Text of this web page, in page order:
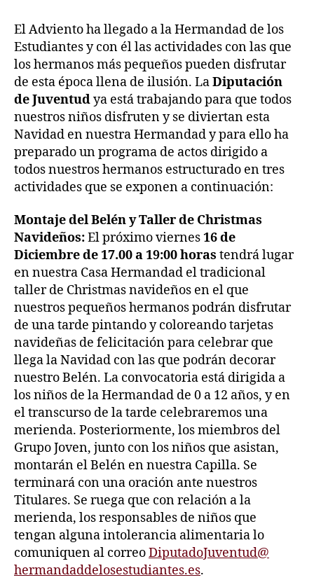
El Adviento ha llegado a la Hermandad de los
Estudiantes y con él las actividades con las que
los hermanos más pequeños pueden disfrutar
de esta época llena de ilusión. LaDiputación
de Juventudya está trabajando para que todos
nuestros niños disfruten y se diviertan esta
Navidad en nuestra Hermandad y para ello ha
preparado un programa de actos dirigido a
todos nuestros hermanos estructurado en tres
actividades que se exponen a continuación:
Montaje del Belén y Taller de Christmas
Navideños:El próximo viernes16de
Diciembre de 17.00 a 19:00horas tendrá lugar
en nuestra Casa Hermandad el tradicional
taller de Christmas navideños en el que
nuestros pequeños hermanos podrán disfrutar
de una tarde pintando y coloreando tarjetas
navideñas de felicitación para celebrar que
llega la Navidad con las que podrán decorar
nuestro Belén. La convocatoria está dirigida a
los niños de la Hermandad de 0 a 12 años, y en
el transcurso de la tarde celebraremos una
merienda. Posteriormente, los miembros del
Grupo Joven, junto con los niños que asistan,
montarán el Belén en nuestra Capilla. Se
terminará con una oración ante nuestros
Titulares. Se ruega que con relación a la
merienda, los responsables de niños que
tengan alguna intolerancia alimentaria lo
comuniquen al correoDiputadoJuventud@
hermandaddelosestudiantes.es.